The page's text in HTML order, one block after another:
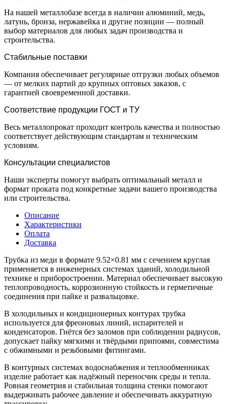
На нашей металлобазе всегда в наличии алюминий, медь,
латунь, бронза, нержавейка и другие позиции — полный
выбор материалов для любых задач производства и
строительства.
Стабильные поставки
Компания обеспечивает регулярные отгрузки любых объемов
— от мелких партий до крупных оптовых заказов, с
гарантией своевременной доставки.
Соответствие продукции ГОСТ и ТУ
Весь металлопрокат проходит контроль качества и полностью
соответствует действующим стандартам и техническим
условиям.
Консультации специалистов
Наши эксперты помогут выбрать оптимальный металл и
формат проката под конкретные задачи вашего производства
или строительства.
Описание
Характеристики
Оплата
Доставка
Трубка из меди в формате 9.52×0.81 мм с сечением круглая
применяется в инженерных системах зданий, холодильной
технике и приборостроении. Материал обеспечивает высокую
теплопроводность, коррозионную стойкость и герметичные
соединения при пайке и развальцовке.
В холодильных и кондиционерных контурах трубка
используется для фреоновых линий, испарителей и
конденсаторов. Гнётся без заломов при соблюдении радиусов,
допускает пайку мягкими и твёрдыми припоями, совместима
с обжимными и резьбовыми фитингами.
В контурных системах водоснабжения и теплообменниках
изделие работает как надёжный переносчик среды и тепла.
Ровная геометрия и стабильная толщина стенки помогают
выдерживать рабочее давление и обеспечивать аккуратную